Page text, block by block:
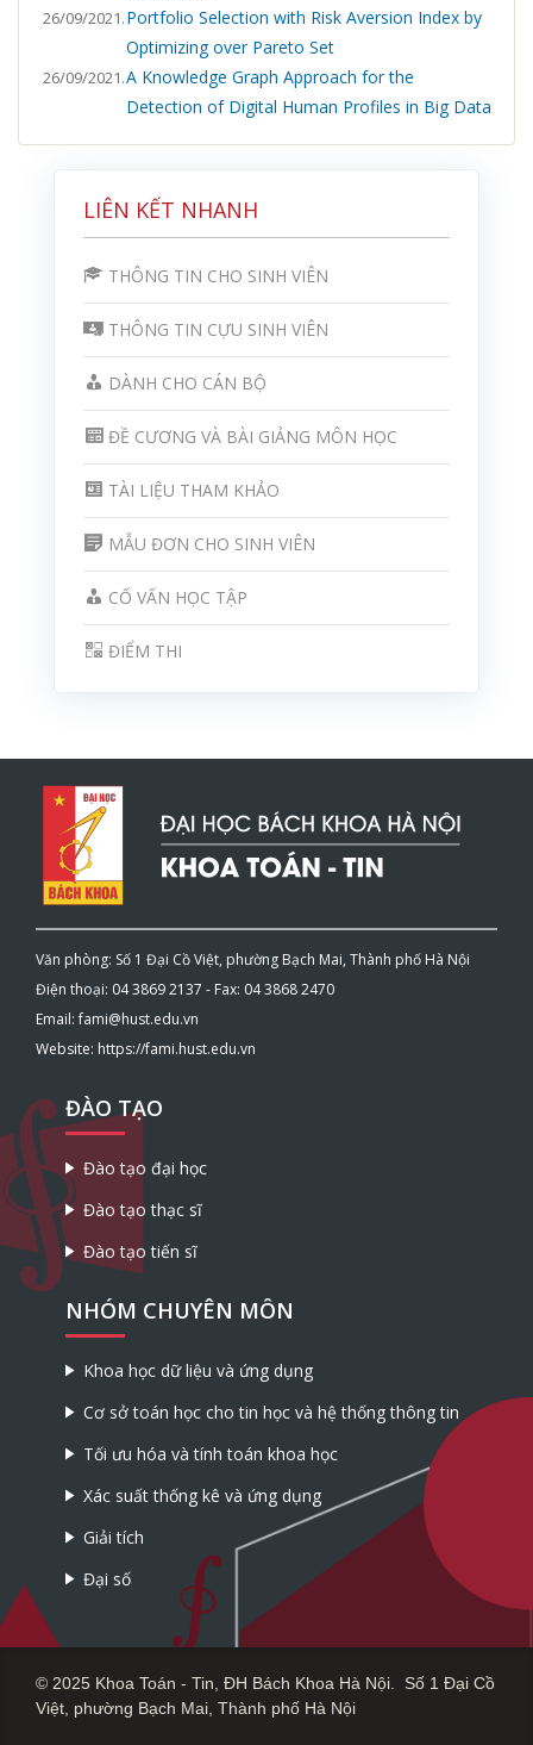
LIÊN KẾT NHANH
THÔNG TIN CHO SINH VIÊN
THÔNG TIN CỰU SINH VIÊN
DÀNH CHO CÁN BỘ
ĐỀ CƯƠNG VÀ BÀI GIẢNG MÔN HỌC
TÀI LIỆU THAM KHẢO
MẪU ĐƠN CHO SINH VIÊN
CỐ VẤN HỌC TẬP
ĐIỂM THI
26/09/2021.Portfolio Selection with Risk Aversion Index by
Optimizing over Pareto Set
26/09/2021.A Knowledge Graph Approach for the
Detection of Digital Human Profiles in Big Data
Văn phòng: Số 1 Đại Cồ Việt, phường Bạch Mai, Thành phố Hà Nội
Điện thoại: 04 3869 2137 - Fax: 04 3868 2470
Email: fami@hust.edu.vn
Website: https://fami.hust.edu.vn
ĐÀO TẠO
Đào tạo đại học
Đào tạo thạc sĩ
Đào tạo tiến sĩ
NHÓM CHUYÊN MÔN
Khoa học dữ liệu và ứng dụng
Cơ sở toán học cho tin học và hệ thống thông tin
Tối ưu hóa và tính toán khoa học
Xác suất thống kê và ứng dụng
Giải tích
Đại số
© 2025 Khoa Toán - Tin, ĐH Bách Khoa Hà Nội. Số 1 Đại Cồ
Việt, phường Bạch Mai, Thành phố Hà Nội